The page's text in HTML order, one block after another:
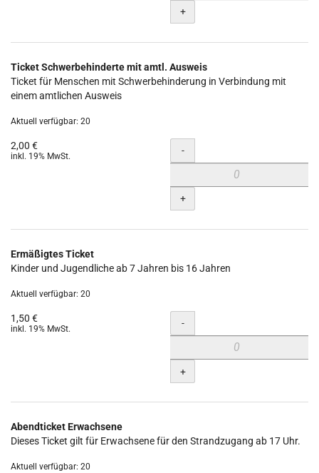
+
Ticket Schwerbehinderte mit amtl. Ausweis
Ticket für Menschen mit Schwerbehinderung in Verbindung mit
einem amtlichen Ausweis
Aktuell verfügbar: 20
2,00 €
inkl. 19% MwSt. Menge
-
+
Ermäßigtes Ticket
Kinder und Jugendliche ab 7 Jahren bis 16 Jahren
Aktuell verfügbar: 20
1,50 €
inkl. 19% MwSt. Menge
-
+
Abendticket Erwachsene
Dieses Ticket gilt für Erwachsene für den Strandzugang ab 17 Uhr.
Aktuell verfügbar: 20